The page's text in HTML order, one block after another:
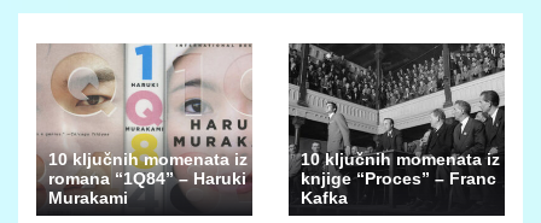
10 ključnih momenata iz
romana “1Q84” – Haruki
Murakami
10 ključnih momenata iz
knjige “Proces” – Franc
Kafka